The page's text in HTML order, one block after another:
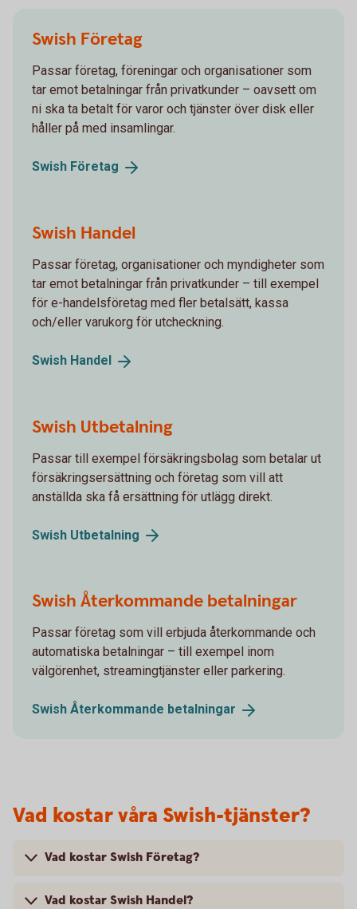
Swish Företag
Passar företag, föreningar och organisationer som
tar emot betalningar från privatkunder – oavsett om
ni ska ta betalt för varor och tjänster över disk eller
håller på med insamlingar.
Swish Företag
Swish Handel
Passar företag, organisationer och myndigheter som
tar emot betalningar från privatkunder – till exempel
för e-handelsföretag med fler betalsätt, kassa
och/eller varukorg för utcheckning.
Swish Handel
Swish Utbetalning
Passar till exempel försäkringsbolag som betalar ut
försäkringsersättning och företag som vill att
anställda ska få ersättning för utlägg direkt.
Swish Utbetalning
Swish Återkommande betalningar
Passar företag som vill erbjuda återkommande och
automatiska betalningar – till exempel inom
välgörenhet, streamingtjänster eller parkering.
Swish Återkommande betalningar
Vad kostar våra Swish-tjänster?
Vad kostar Swish Företag?
Vad kostar Swish Handel?